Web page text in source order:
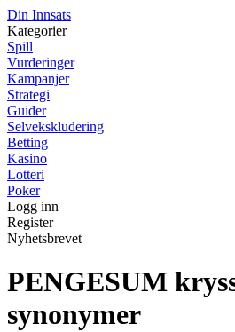
Din Innsats
Kategorier
Spill
Vurderinger
Kampanjer
Strategi
Guider
Selvekskludering
Betting
Kasino
Lotteri
Poker
Logg inn
Register
Nyhetsbrevet
PENGESUM
synonymer